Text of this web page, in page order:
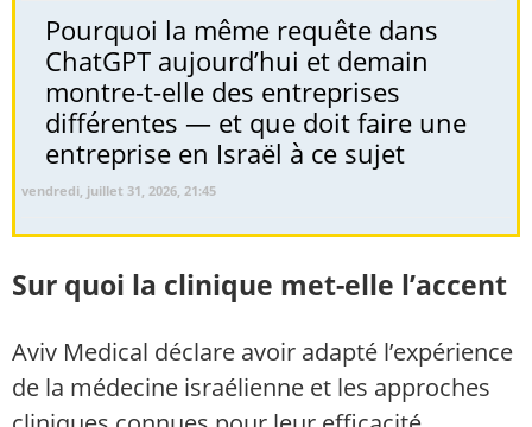
Pourquoi la même requête dans
ChatGPT aujourd’hui et demain
montre-t-elle des entreprises
différentes — et que doit faire une
entreprise en Israël à ce sujet
vendredi, juillet 31, 2026, 21:45
Sur quoi la clinique met-elle l’accent
Aviv Medical déclare avoir adapté l’expérience
de la médecine israélienne et les approches